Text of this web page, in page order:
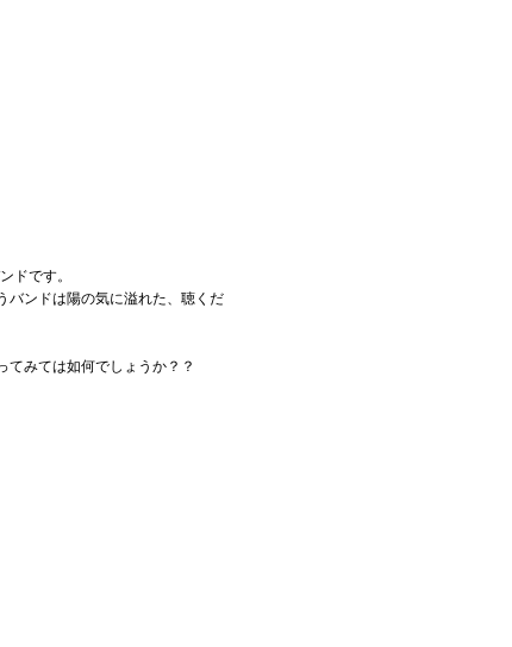
ドです。
バンドは陽の気に溢れた、聴くだ
みては如何でしょうか？？